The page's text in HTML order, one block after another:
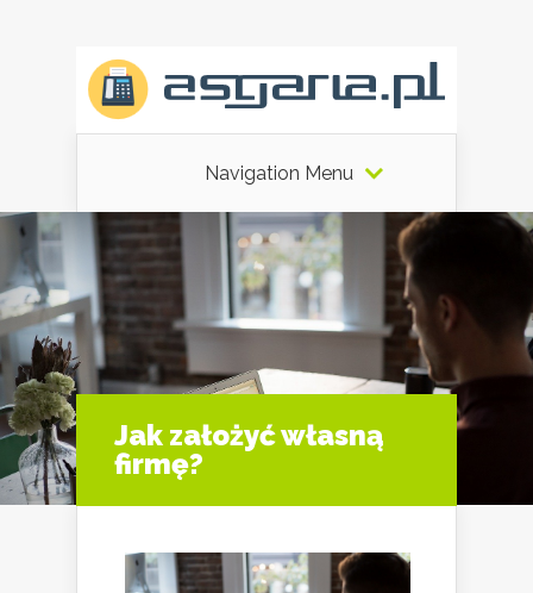
Navigation Menu
Jak założyć własną
firmę?